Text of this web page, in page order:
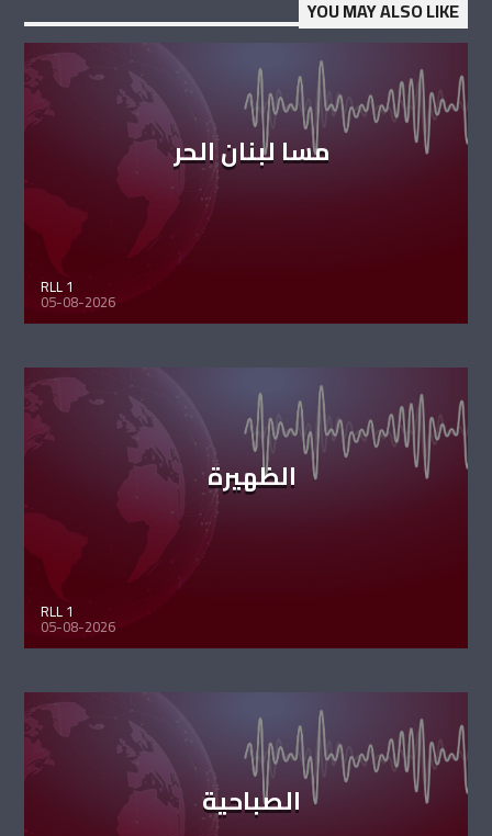
YOU MAY ALSO LIKE
مسا لبنان الحر
RLL 1
05-08-2026
الظهيرة
RLL 1
05-08-2026
الصباحية